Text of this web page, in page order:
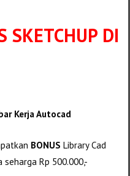
SKETCHUP DI
Kerja Autocad
BONUS Library Cad
Rp 500.000,-